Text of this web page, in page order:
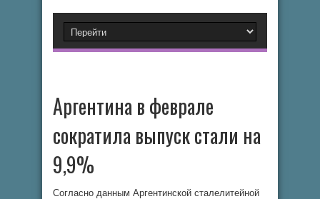
Аргентина в феврале
сократила выпуск стали на
9,9%
Согласно данным Аргентинской сталелитейной